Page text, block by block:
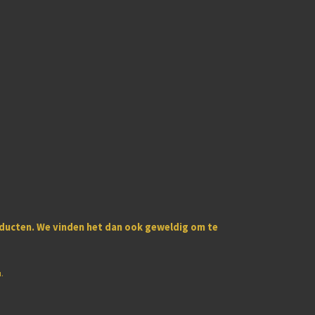
. We vinden het dan ook geweldig om te